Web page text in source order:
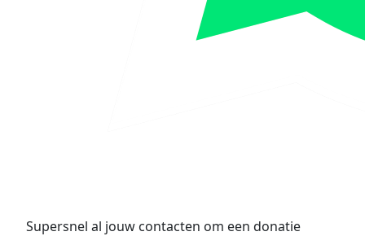
Supersnel al jouw contacten om een donatie